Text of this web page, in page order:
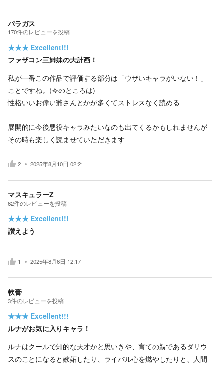
パラガス
170件のレビューを投稿
★★★ Excellent!!!
ファザコン三姉妹の大計画！
私が一番この作品で評価する部分は「ウザいキャラがいない！」
ことですね。(今のところは)
性格いいお偉い爺さんとかが多くてストレスなく読める
展開的に今後悪役キャラみたいなのも出てくるかもしれませんが
その時も楽しく読ませていただきます
2 2025年8月10日 02:21
マスキュラーZ
62件のレビューを投稿
★★★ Excellent!!!
讃えよう
1 2025年8月6日 12:17
軟膏
3件のレビューを投稿
★★★ Excellent!!!
ルナがお気に入りキャラ！
ルナはクールで知的な天才かと思いきや、育ての親であるダリウ
スのことになると嫉妬したり、ライバル心を燃やしたりと、人間